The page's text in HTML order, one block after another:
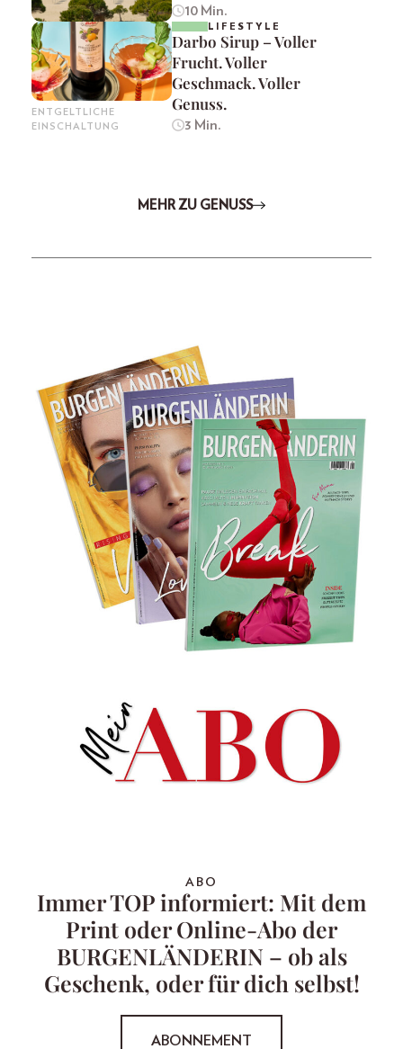
10 Min.
ENTGELTLICHE
EINSCHALTUNG
LIFESTYLE
Darbo Sirup – Voller
Frucht. Voller
Geschmack. Voller
Genuss.
3 Min.
MEHR ZU GENUSS
ABO
Immer TOP informiert: Mit dem
Print oder Online-Abo der
BURGENLÄNDERIN – ob als
Geschenk, oder für dich selbst!
ABONNEMENT